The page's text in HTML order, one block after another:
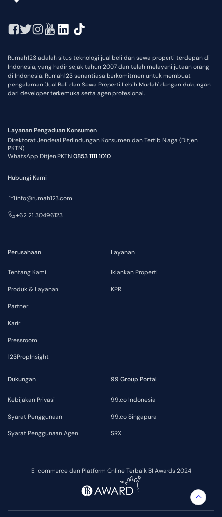
Rumah123 adalah situs teknologi jual beli dan sewa properti terdepan di
Indonesia, yang hadir sejak tahun 2007 dan telah melayani jutaan orang
di Indonesia. Rumah123 senantiasa berkomitmen untuk membuat
pengalaman 'Jual Beli dan Sewa Properti Lebih Mudah' dengan dukungan
dari developer terkemuka serta agen profesional.
Layanan Pengaduan Konsumen
Direktorat Jenderal Perlindungan Konsumen dan Tertib Niaga (Ditjen
PKTN)
WhatsApp Ditjen PKTN0853 1111 1010
E-commerce dan Platform Online Terbaik BI Awards 2024
Perusahaan
Tentang Kami
Produk & Layanan
Partner
Karir
Pressroom
123PropInsight
Layanan
Iklankan Properti
KPR
Dukungan
Kebijakan Privasi
Syarat Penggunaan
Syarat Penggunaan Agen
99 Group Portal
99.co Indonesia
99.co Singapura
SRX
Hubungi Kami
info@rumah123.com
+62 21 30496123